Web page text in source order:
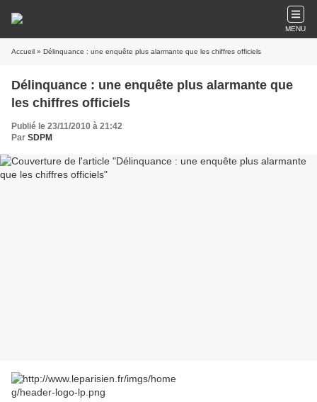
MENU
Accueil » Délinquance : une enquête plus alarmante que les chiffres officiels
Délinquance : une enquête plus alarmante que
les chiffres officiels
Publié le 23/11/2010 à 21:42
Par SDPM